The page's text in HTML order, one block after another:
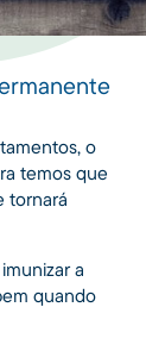
o
temos que
tornará
a
quando